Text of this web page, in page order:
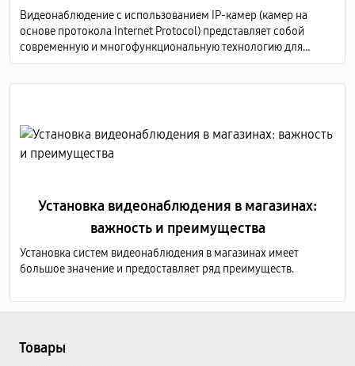
преимущества
Видеонаблюдение с использованием IP-камер (камер на
основе протокола Internet Protocol) представляет собой
современную и многофункциональную технологию для
мониторинга и записи видеоизображений в различных
Установка видеонаблюдения в магазинах:
важность и преимущества
Установка систем видеонаблюдения в магазинах имеет
большое значение и предоставляет ряд преимуществ.
Товары